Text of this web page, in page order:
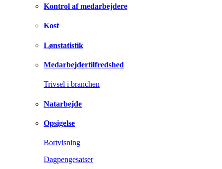
Kontrol af medarbejdere
Kost
Lønstatistik
Medarbejdertilfredshed
Trivsel i branchen
Natarbejde
Opsigelse
Bortvisning
Dagpengesatser